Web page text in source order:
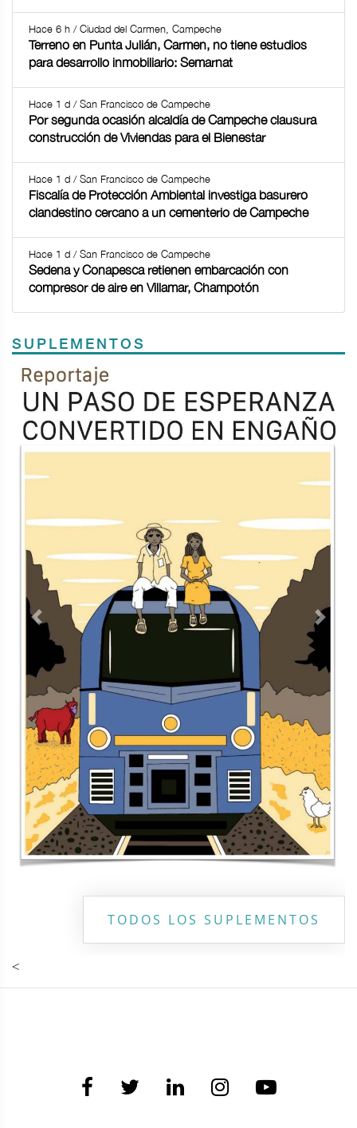
Hace 6 h / Ciudad del Carmen, Campeche
Terreno en Punta Julián, Carmen, no tiene estudios
para desarrollo inmobiliario: Semarnat
Hace 1 d / San Francisco de Campeche
Por segunda ocasión alcaldía de Campeche clausura
construcción de Viviendas para el Bienestar
Hace 1 d / San Francisco de Campeche
Fiscalía de Protección Ambiental investiga basurero
clandestino cercano a un cementerio de Campeche
Hace 1 d / San Francisco de Campeche
Sedena y Conapesca retienen embarcación con
compresor de aire en Villamar, Champotón
SUPLEMENTOS
Previous
TODOS LOS SUPLEMENTOS
Contacto Aviso de privacidad
Copyright ©2026 Todos los derechos reservados | La Jornada
Maya